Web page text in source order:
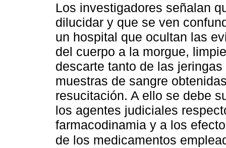
Los investigadores señalan
dilucidar y que se ven
un hospital que ocultan las
del cuerpo a la morgue,
descarte tanto de las
muestras de sangre
resucitación. A ello se debe
los agentes judiciales
farmacodinamia y a los
de los medicamentos